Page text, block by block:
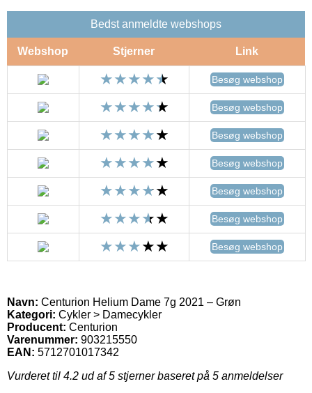
Bedst anmeldte webshops
Webshop Stjerner Link
Besøg webshop
Besøg webshop
Besøg webshop
Besøg webshop
Besøg webshop
Besøg webshop
Besøg webshop
Navn: Centurion Helium Dame 7g 2021 – Grøn
Kategori: Cykler > Damecykler
Producent: Centurion
Varenummer: 903215550
EAN: 5712701017342
Vurderet til 4.2 ud af 5 stjerner baseret på 5 anmeldelser